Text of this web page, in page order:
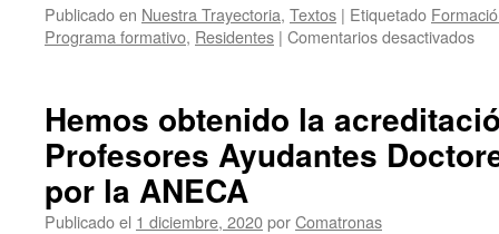
Publicado en Nuestra Trayectoria, Textos | Etiquetado
Programa formativo, Residentes | Comentarios desactivadosen
de
del
Hemos obtenido la
Profesores Ayudantes
por la ANECA
Publicado el 1 diciembre, 2020porComatronas